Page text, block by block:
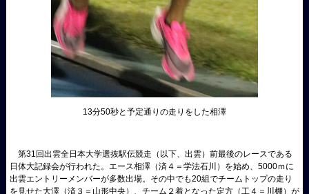
13分50秒と予定通りの走りをした相澤
第31回出雲全日本大学選抜駅伝競走（以下、出雲）前最後のレースである
日体大記録会が行われた。エース相澤（済４＝学法石川）を始め、5000ｍに
出雲エントリーメンバーが多数出場。その中でも20組でチームトップの走り
を見せた大澤（済３＝山形中央）、チーム２着となった定方（工４＝川棚）が